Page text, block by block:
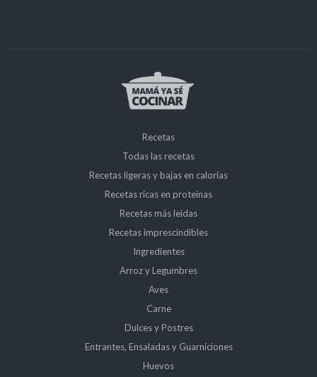
Recetas
Todas las recetas
Recetas ligeras y bajas en calorías
Recetas ricas en proteínas
Recetas más leidas
Recetas imprescindibles
Ingredientes
Arroz y Legumbres
Aves
Carne
Dulces y Postres
Entrantes, Ensaladas y Guarniciones
Huevos